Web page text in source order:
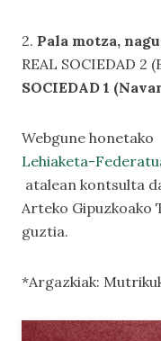
2. Pala motza,
REAL SOCIEDAD
SOCIEDAD 1
Webgune honetako
Lehiaketa-
atalean kontsulta
Arteko Gipuzkoako
guztia.
*Argazkiak: